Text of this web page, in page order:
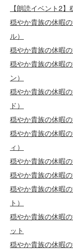
【朗読イベント2
穏やか貴族の休暇
ル）
穏やか貴族の休暇
穏やか貴族の休暇
ン）
穏やか貴族の休暇
ド）
穏やか貴族の休暇
穏やか貴族の休暇
ィ）
穏やか貴族の休暇
穏やか貴族の休暇
穏やか貴族の休暇
ト）
穏やか貴族の休暇
ット
穏やか貴族の休暇